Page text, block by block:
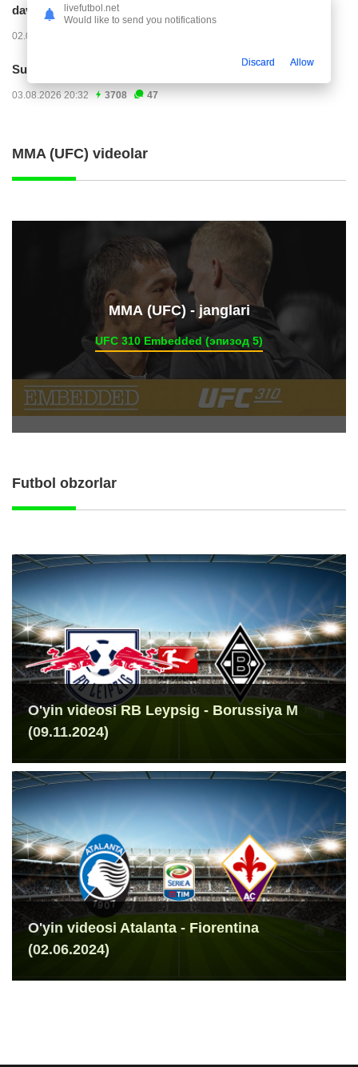
davom ettirishi...
02.08.2026 01:08
Superliga. "Dinamo" – "Neftchi" (matnli...
03.08.2026 20:32 3708 47
MMA (UFC) videolar
ММА (UFC) - janglari
UFC 310 Embedded (эпизод 5)
Futbol obzorlar
O'yin videosi RB Leypsig - Borussiya M
(09.11.2024)
O'yin videosi Atalanta - Fiorentina
(02.06.2024)
livefutbol.net
Would like to send you notifications
Discard Allow